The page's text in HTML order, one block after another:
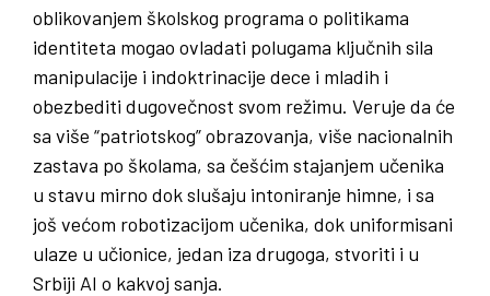
oblikovanjem školskog programa o politikama
identiteta mogao ovladati polugama ključnih sila
manipulacije i indoktrinacije dece i mladih i
obezbediti dugovečnost svom režimu. Veruje da će
sa više “patriotskog” obrazovanja, više nacionalnih
zastava po školama, sa češćim stajanjem učenika
u stavu mirno dok slušaju intoniranje himne, i sa
još većom robotizacijom učenika, dok uniformisani
ulaze u učionice, jedan iza drugoga, stvoriti i u
Srbiji AI o kakvoj sanja.